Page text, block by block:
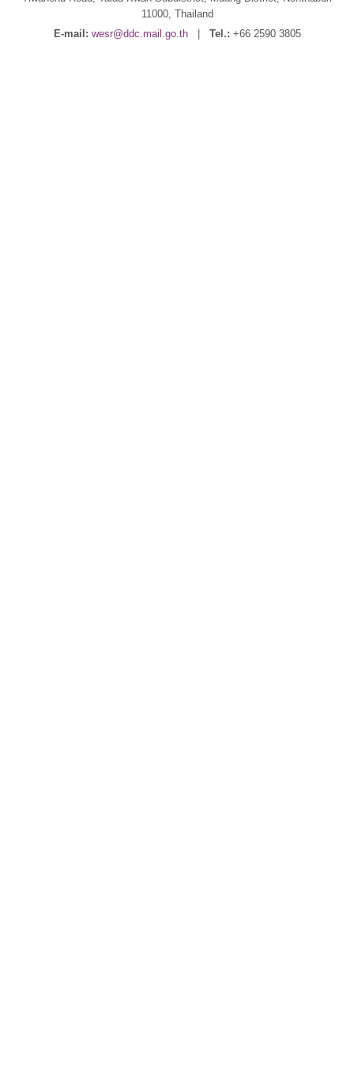
11000, Thailand
E-mail: wesr@ddc.mail.go.th| Tel.: +66 2590 3805